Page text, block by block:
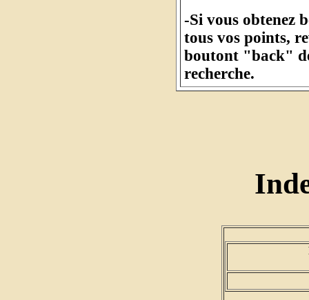
-Si vous obtenez
tous vos points,
boutont "back"
recherche.